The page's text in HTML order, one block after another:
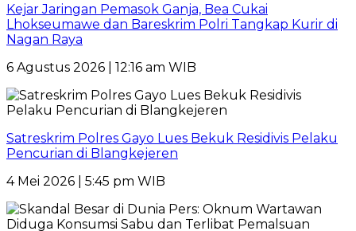
Kejar Jaringan Pemasok Ganja, Bea Cukai
Lhokseumawe dan Bareskrim Polri Tangkap Kurir di
Nagan Raya
6 Agustus 2026 | 12:16 am WIB
Satreskrim Polres Gayo Lues Bekuk Residivis Pelaku
Pencurian di Blangkejeren
4 Mei 2026 | 5:45 pm WIB